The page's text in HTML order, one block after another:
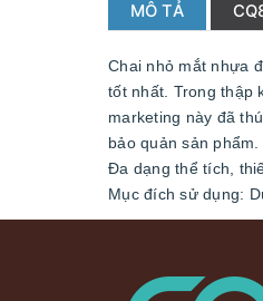
MÔ TẢ
Chai nhỏ mắt nhựa
tốt nhất. Trong thập
marketing này đã
bảo quản sản phẩm.
Đa dạng thể tích,
Mục đích sử dụng: